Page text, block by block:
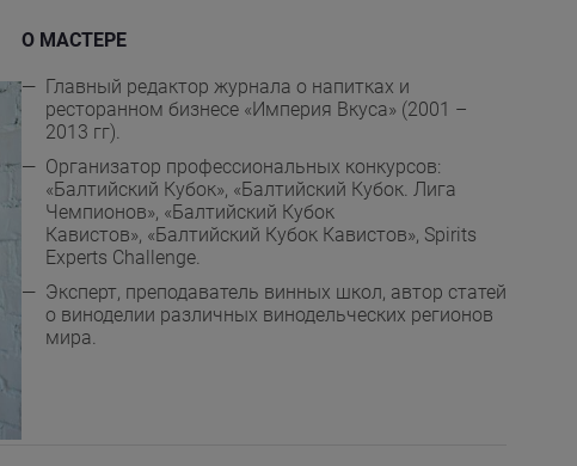
О МАСТЕРЕ
Главный редактор журнала о напитках и
ресторанном бизнесе «Империя Вкуса» (2001 –
2013 гг).
Организатор профессиональных конкурсов:
«Балтийский Кубок», «Балтийский Кубок. Лига
Чемпионов», «Балтийский Кубок
Кавистов», «Балтийский Кубок Кавистов», Spirits
Experts Challenge.
Эксперт, преподаватель винных школ, автор статей
о виноделии различных винодельческих регионов
мира.